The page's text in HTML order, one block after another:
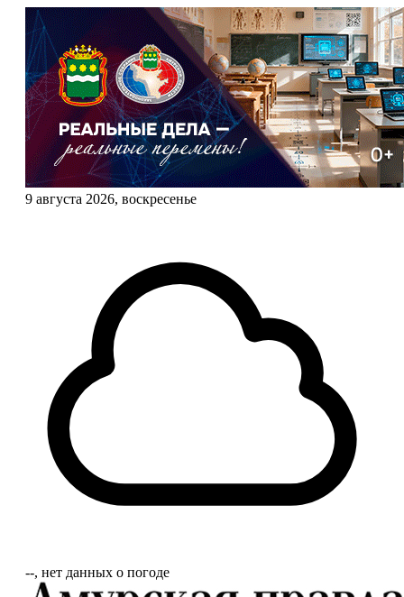
9 августа 2026, воскресенье
‐‐, нет данных о погоде